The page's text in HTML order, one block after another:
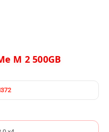
M 2 500GB